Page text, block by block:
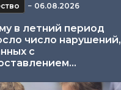
− 06.08.2026
в летний период
число нарушений,
с